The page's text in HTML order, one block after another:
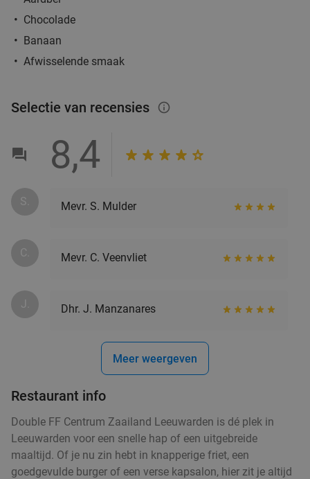
Chocolade
Banaan
Afwisselende smaak
Selectie van recensies info_outlined
8,4
S. Mevr. S. Mulder
C. Mevr. C. Veenvliet
J. Dhr. J. Manzanares
Meer weergeven
Restaurant info
Double FF Centrum Zaailand Leeuwarden is dé plek in
Leeuwarden voor een snelle hap of een uitgebreide
maaltijd. Of je nu zin hebt in knapperige friet, een
goedgevulde burger of een verse kapsalon, hier zit je altijd